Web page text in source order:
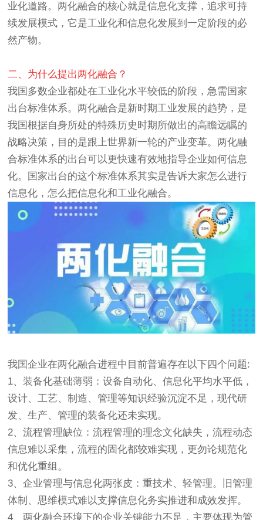
业化道路。两化融合的核心就是信息化支撑，追求可持
续发展模式，它是工业化和信息化发展到一定阶段的必
然产物。
二、为什么提出两化融合？
我国多数企业都处在工业化水平较低的阶段，急需国家
出台标准体系。两化融合是新时期工业发展的趋势，是
我国根据自身所处的特殊历史时期所做出的高瞻远瞩的
战略决策，目的是跟上世界新一轮的产业变革。两化融
合标准体系的出台可以更快速有效地指导企业如何信息
化。国家出台的这个标准体系其实是告诉大家怎么进行
信息化，怎么把信息化和工业化融合。
我国企业在两化融合进程中目前普遍存在以下四个问题:
1、装备化基础薄弱：设备自动化、信息化平均水平低，
设计、工艺、制造、管理等知识经验沉淀不足，现代研
发、生产、管理的装备化还未实现。
2、流程管理缺位：流程管理的理念文化缺失，流程动态
信息难以采集，流程的固化都较难实现，更勿论规范化
和优化重组。
3、企业管理与信息化两张皮：重技术、轻管理。旧管理
体制、思维模式难以支撑信息化务实推进和成效发挥。
4、两化融合环境下的企业关键能力不足，主要体现为管